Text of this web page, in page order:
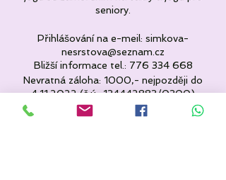
seniory.
Přihlášování na e-meil: simkova-
nesrstova@seznam.cz
Bližší informace tel.: 776 334 668
Nevratná záloha: 1000,- nejpozději do
4.11.2022 (č.ú.: 134442883/0300)